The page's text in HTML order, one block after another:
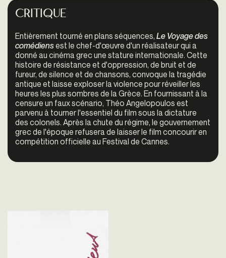
Critique
Entièrement tourné en plans séquences, Le Voyage des
comédiensest le chef-d'œuvre d'un réalisateur qui a
donné au cinéma grec une stature internationale. Cette
histoire de résistance et d'oppression, de bruit et de
fureur, de silence et de chansons, convoque la tragédie
antique et laisse exploser la violence pour réveiller les
heures les plus sombres de la Grèce. En fournissant à la
censure un faux scénario, Théo Angelopoulos est
parvenu à tourner l'essentiel du film sous la dictature
des colonels. Après la chute du régime, le gouvernement
grec de l'époque refusera de laisser le film concourir en
compétition officielle au Festival de Cannes.